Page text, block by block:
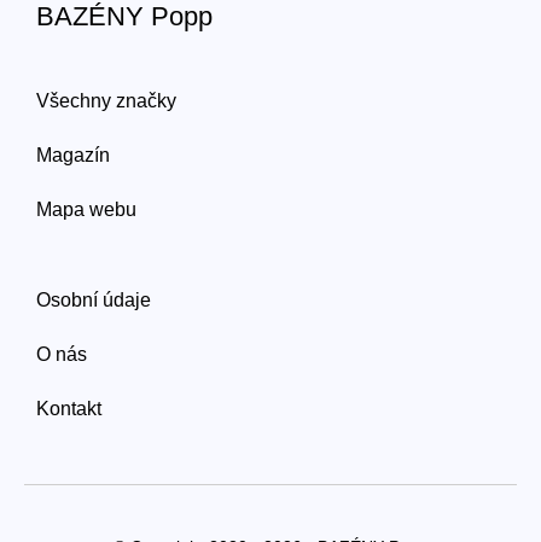
BAZÉNY Popp
Všechny značky
Magazín
Mapa webu
Osobní údaje
O nás
Kontakt